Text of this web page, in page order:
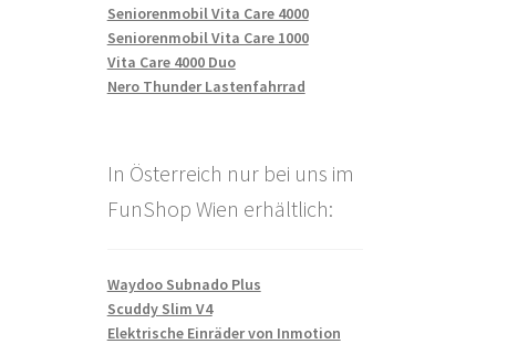
Seniorenmobil Vita Care 4000
Seniorenmobil Vita Care 1000
Vita Care 4000 Duo
Nero Thunder Lastenfahrrad
In Österreich nur bei uns im
FunShop Wien erhältlich:
Waydoo Subnado Plus
Scuddy Slim V4
Elektrische Einräder von Inmotion